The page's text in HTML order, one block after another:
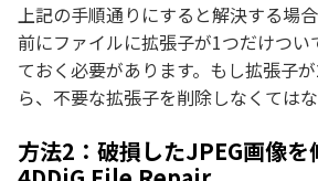
上記の手順通りにすると解決する場
前にファイルに拡張子が1つだけつい
ておく必要があります。もし拡張子
ら、不要な拡張子を削除しなくてはな
方法2：破損したJPEG画像